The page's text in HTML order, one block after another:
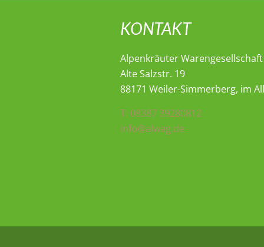
KONTAKT
Alpenkräuter
Alte Salzstr. 19
88171 Weiler-Simmerberg, im
T: 08387 39280812
info@alwag.de